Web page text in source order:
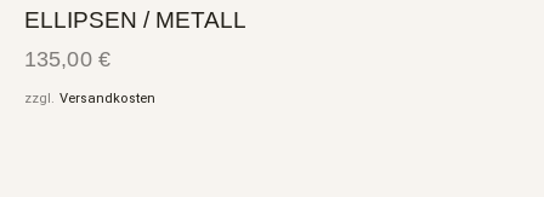
ELLIPSEN / METALL
135,00 €
zzgl. Versandkosten